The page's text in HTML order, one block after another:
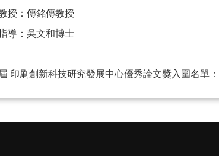
授：傳銘傳教授
導：吳文和博士
印刷創新科技研究發展中心優秀論文獎入圍名單：